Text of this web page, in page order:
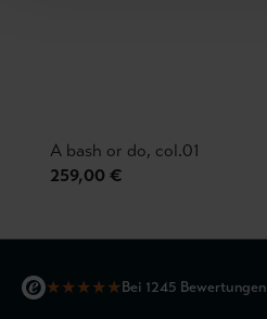
A bash or do, col.01
259,00 €
★★★★★Bei 1245 Bewertungen